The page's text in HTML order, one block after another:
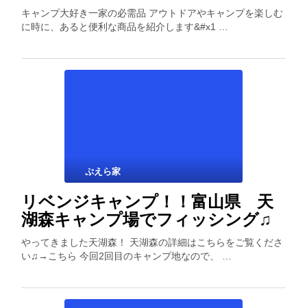
キャンプ大好き一家の必需品 アウトドアやキャンプを楽しむ
に時に、あると便利な商品を紹介します&#x1 …
ぷえら家
リベンジキャンプ！！富山県 天
湖森キャンプ場でフィッシング♫
やってきました天湖森！ 天湖森の詳細はこちらをご覧くださ
い♫→こちら 今回2回目のキャンプ地なので、 …